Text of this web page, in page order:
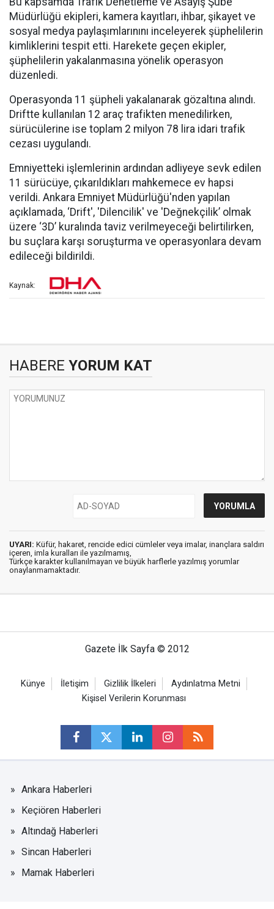
Müdürlüğü ekipleri, kamera kayıtları, ihbar, şikayet ve
sosyal medya paylaşımlarınını inceleyerek şüphelilerin
kimliklerini tespit etti. Harekete geçen ekipler,
şüphelilerin yakalanmasına yönelik operasyon
düzenledi.
Operasyonda 11 şüpheli yakalanarak gözaltına alındı.
Driftte kullanılan 12 araç trafikten menedilirken,
sürücülerine ise toplam 2 milyon 78 lira idari trafik
cezası uygulandı.
Emniyetteki işlemlerinin ardından adliyeye sevk edilen
11 sürücüye, çıkarıldıkları mahkemece ev hapsi
verildi. Ankara Emniyet Müdürlüğü'nden yapılan
açıklamada, ‘Drift', 'Dilencilik' ve 'Değnekçilik’ olmak
üzere ‘3D’ kuralında taviz verilmeyeceği belirtilirken,
bu suçlara karşı soruşturma ve operasyonlara devam
edileceği bildirildi.
Kaynak:
HABERE YORUM KAT
UYARI: Küfür, hakaret, rencide edici cümleler veya imalar, inançlara saldırı
içeren, imla kuralları ile yazılmamış,
Türkçe karakter kullanılmayan ve büyük harflerle yazılmış yorumlar
onaylanmamaktadır.
Gazete İlk Sayfa © 2012
Künye İletişim Gizlilik İlkeleri
Aydınlatma Metni
Kişisel Verilerin Korunması
Ankara Haberleri
Keçiören Haberleri
Altındağ Haberleri
Sincan Haberleri
Mamak Haberleri